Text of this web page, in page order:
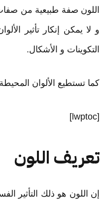
اللون صفة طبيعية من
و لا يمكن إنكار تأثير
التكوينات و الأشكال.
كما تستطيع الألوان
[lwptoc]
تعريف اللون
إن اللون هو ذلك التأثير